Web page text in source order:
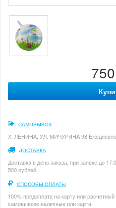
САМОВЫВОЗ
Х. ЛЕНИНА, УЛ. МИЧУРИНА 98 Ежедневно
ДОСТАВКА
Доставка в день заказа, при заявке до
500 рублей.
СПОСОБЫ ОПЛАТЫ
100% предоплата на карту или
самовывозе наличные или карта